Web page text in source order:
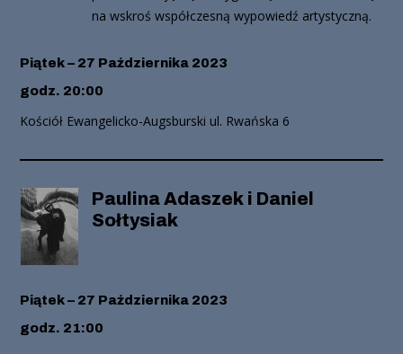
na wskroś współczesną wypowiedź artystyczną.
Piątek – 27 Października 2023
godz. 20:00
Kościół Ewangelicko-Augsburski ul. Rwańska 6
Paulina Adaszek i Daniel
Sołtysiak
Piątek – 27 Października 2023
godz. 21:00